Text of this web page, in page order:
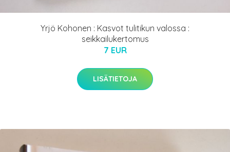
Yrjö Kohonen : Kasvot tulitikun valossa :
seikkailukertomus
7 EUR
LISÄTIETOJA